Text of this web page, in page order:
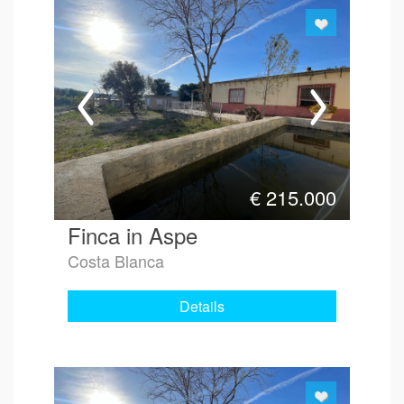
€215.000
Finca in Aspe
Costa Blanca
Details